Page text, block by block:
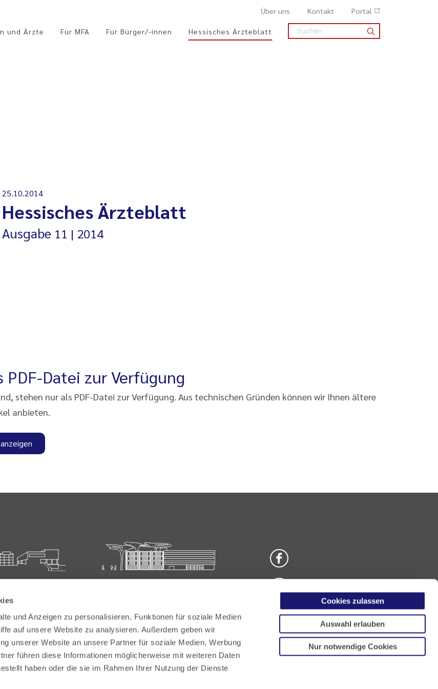
und Anzeigen zu personalisieren, Funktionen für soziale Medien
auf unsere Website zu analysieren. Außerdem geben wir
unserer Website an unsere Partner für soziale Medien, Werbung
führen diese Informationen möglicherweise mit weiteren Daten
haben oder die sie im Rahmen Ihrer Nutzung der Dienste
Cookies zulassen
Auswahl erlauben
Nur notwendige Cookies
Über uns Kontakt Portal
und Ärzte Für MFA Für Bürger/-innen Hessisches Ärzteblatt
25.10.2014
Hessisches Ärzteblatt
Ausgabe 11 2014
PDF-Datei zur Verfügung
stehen nur als PDF-Datei zur Verfügung. Aus technischen Gründen können wir Ihnen ältere
anbieten.
200
220
61231 Bad Nauheim
Tel: +49 6032 782-100
Fax: +49 6032 782-180